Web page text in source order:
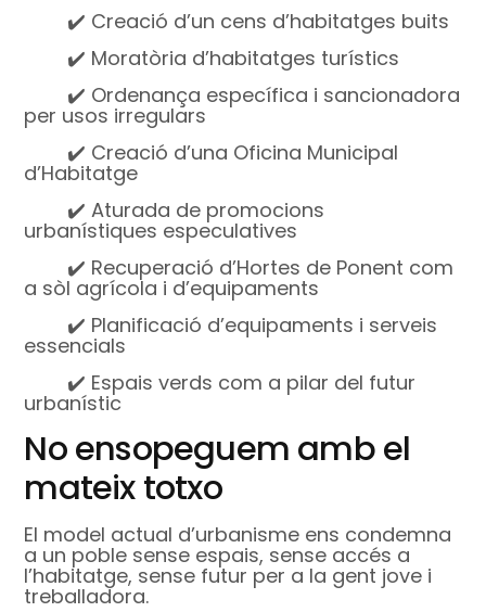
✔️ Creació d’un cens d’habitatges buits
✔️ Moratòria d’habitatges turístics
✔️ Ordenança específica i sancionadora
per usos irregulars
✔️ Creació d’una Oficina Municipal
d’Habitatge
✔️ Aturada de promocions
urbanístiques especulatives
✔️ Recuperació d’Hortes de Ponent com
a sòl agrícola i d’equipaments
✔️ Planificació d’equipaments i serveis
essencials
✔️ Espais verds com a pilar del futur
urbanístic
No ensopeguem amb el
mateix totxo
El model actual d’urbanisme ens condemna
a un poble sense espais, sense accés a
l’habitatge, sense futur per a la gent jove i
treballadora.